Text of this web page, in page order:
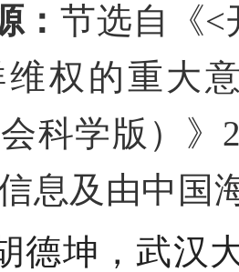
：节选自《<
权的重大
科学版）》
息及由中国
德坤，武汉